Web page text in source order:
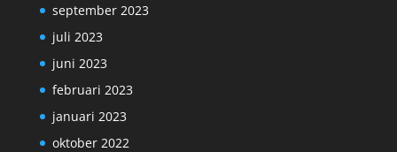
september 2023
juli 2023
juni 2023
februari 2023
januari 2023
oktober 2022